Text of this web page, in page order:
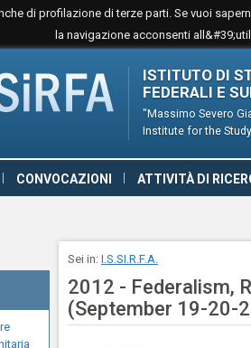
di profilazione di terze parti. Se vuoi
la navigazione acconsenti
ISTITUTO DI
FEDERALI E
''Massimo Severo
Institute for the
CONVOCAZIONI ATTIVITÀ DI
Sei in: I.S.SI.R.F.A.
2012 - Federalism,
(September 19-20-